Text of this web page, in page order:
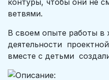
контуры, чтобы они не
ветвями.
В своем опыте работы в
деятельности
вместе с детьми